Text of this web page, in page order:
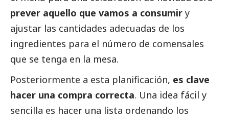
prever aquello que vamos a consumir y
ajustar las cantidades adecuadas de los
ingredientes para el número de comensales
que se tenga en la mesa.
Posteriormente a esta planificación, es clave
hacer una compra correcta. Una idea fácil y
sencilla es hacer una lista ordenando los